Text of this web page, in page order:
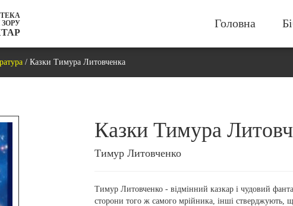
Головна
/ Казки Тимура Литовченка
Казки Тимура
Тимур Литовченко
Тимур Литовченко - відмінний казкар і чудовий
сторони того ж самого мрійника, інші стверджують,